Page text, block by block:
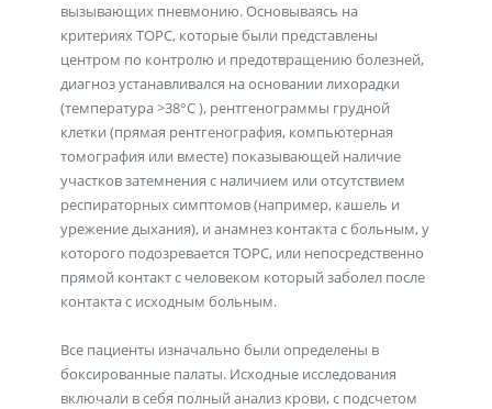
вызывающих пневмонию. Основываясь на
критериях ТОРС, которые были представлены
центром по контролю и предотвращению болезней,
диагноз устанавливался на основании лихорадки
(температура >38°C ), рентгенограммы грудной
клетки (прямая рентгенография, компьютерная
томография или вместе) показывающей наличие
участков затемнения с наличием или отсутствием
респираторных симптомов (например, кашель и
урежение дыхания), и анамнез контакта с больным, у
которого подозревается ТОРС, или непосредственно
прямой контакт с человеком который заболел после
контакта с исходным больным.
Все пациенты изначально были определены в
боксированные палаты. Исходные исследования
включали в себя полный анализ крови, с подсчетом